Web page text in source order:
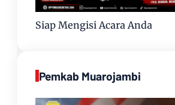
Siap Mengisi Acara Anda
Pemkab Muarojambi